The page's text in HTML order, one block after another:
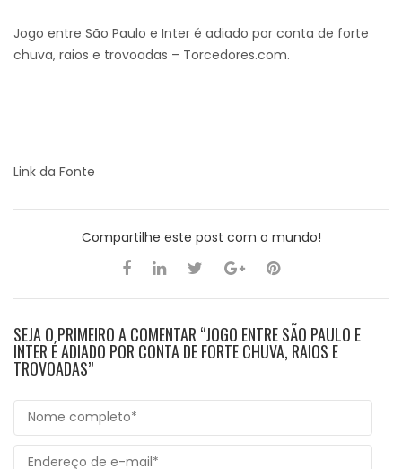
Jogo entre São Paulo e Inter é adiado por conta de forte
chuva, raios e trovoadas – Torcedores.com.
Link da Fonte
Compartilhe este post com o mundo!
SEJA O PRIMEIRO A COMENTAR “JOGO ENTRE SÃO PAULO E
INTER É ADIADO POR CONTA DE FORTE CHUVA, RAIOS E
TROVOADAS”